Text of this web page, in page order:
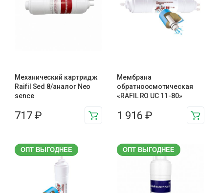
Механический картридж
Raifil Sed 8/аналог Neo
sence
717 ₽
Мембрана
обратноосмотическая
«RAFIL RO UC 11-80»
1 916 ₽
ОПТ ВЫГОДНЕЕ ОПТ ВЫГОДНЕЕ